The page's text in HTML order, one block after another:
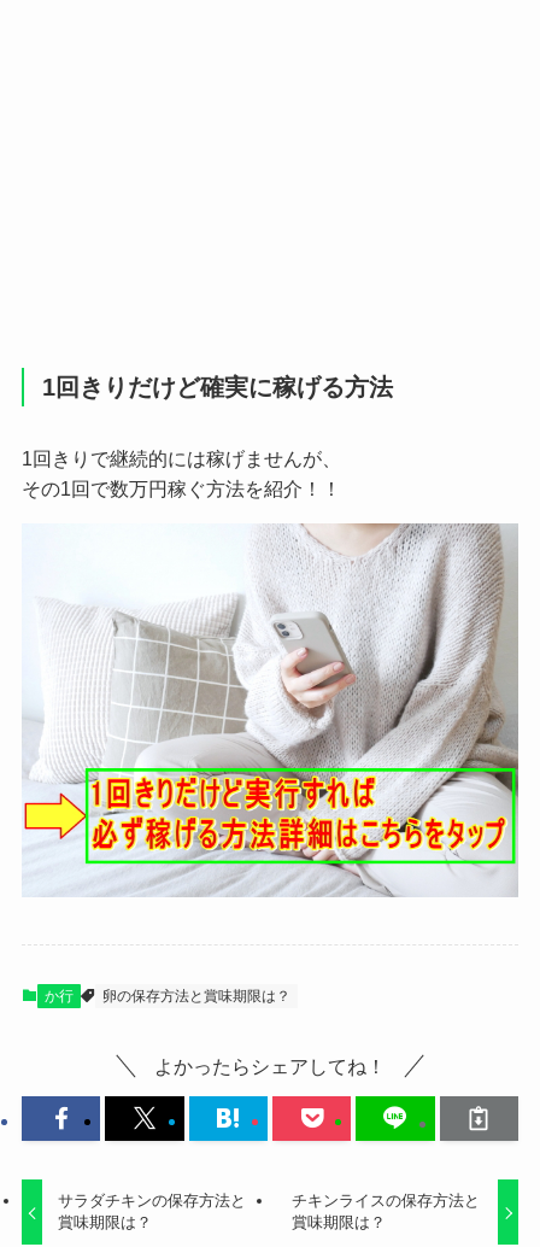
1回きりだけど確実に稼げる方法
1回きりで継続的には稼げませんが、
その1回で数万円稼ぐ方法を紹介！！
か行 卵の保存方法と賞味期限は？
よかったらシェアしてね！
サラダチキンの保存方法と
賞味期限は？
チキンライスの保存方法と
賞味期限は？